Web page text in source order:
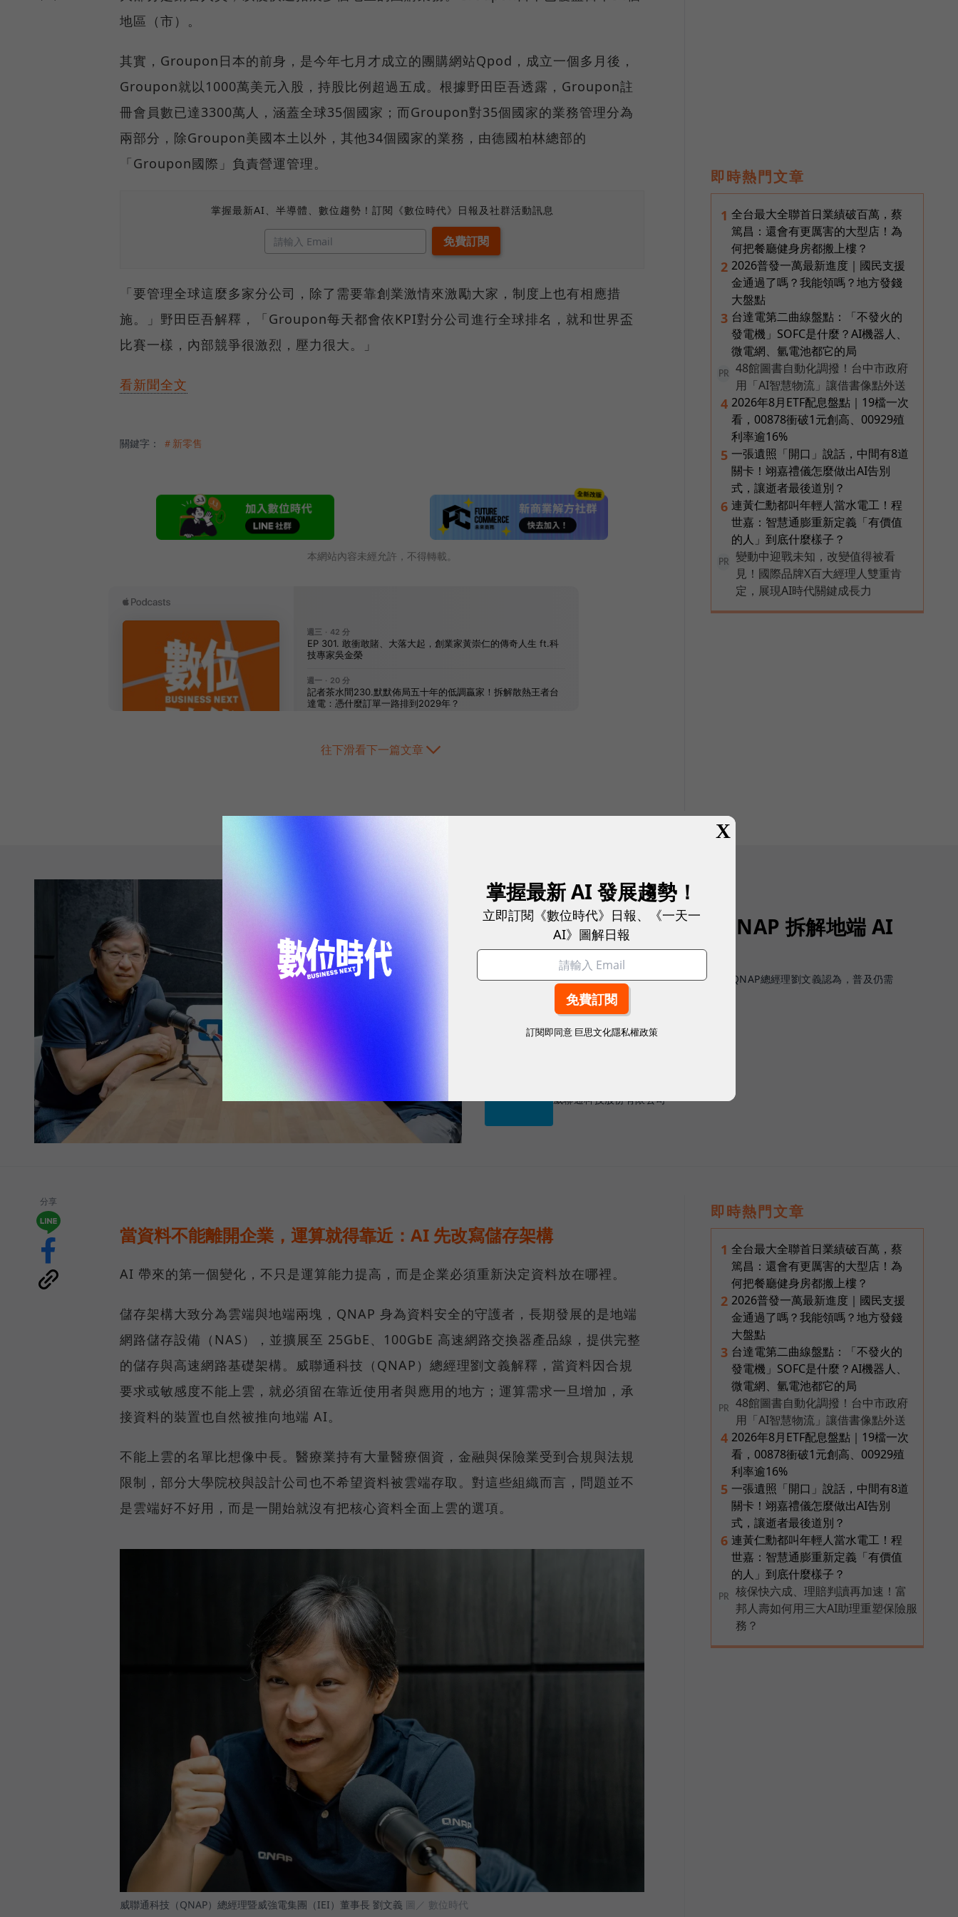
地區（市）。
其實，Groupon日本的前身，是今年七月才成立的團購網站Qpod，成立一個多月後，
Groupon就以1000萬美元入股，持股比例超過五成。根據野田臣吾透露，Groupon註
冊會員數已達3300萬人，涵蓋全球35個國家；而Groupon對35個國家的業務管理分為
兩部分，除Groupon美國本土以外，其他34個國家的業務，由德國柏林總部的
「Groupon國際」負責營運管理。
掌握最新AI、半導體、數位趨勢！訂閱《數位時代》日報及社群活動訊息
「要管理全球這麼多家分公司，除了需要靠創業激情來激勵大家，制度上也有相應措
施。」野田臣吾解釋，「Groupon每天都會依KPI對分公司進行全球排名，就和世界盃
比賽一樣，內部競爭很激烈，壓力很大。」
看新聞全文
關鍵字： ＃新零售
本網站內容未經允許，不得轉載。
往下滑看下一篇文章
即時熱門文章
1 全台最大全聯首日業績破百萬，蔡
篤昌：還會有更厲害的大型店！為
何把餐廳健身房都搬上樓？
2 2026普發一萬最新進度｜國民支援
金通過了嗎？我能領嗎？地方發錢
大盤點
3 台達電第二曲線盤點：「不發火的
發電機」SOFC是什麼？AI機器人、
微電網、氫電池都它的局
PR
48館圖書自動化調撥！台中市政府
用「AI智慧物流」讓借書像點外送
4 2026年8月ETF配息盤點｜19檔一次
看，00878衝破1元創高、00929殖
利率逾16%
5 一張遺照「開口」說話，中間有8道
關卡！翊嘉禮儀怎麼做出AI告別
式，讓逝者最後道別？
6 連黃仁勳都叫年輕人當水電工！程
世嘉：智慧通膨重新定義「有價值
的人」到底什麼樣子？
PR
變動中迎戰未知，改變值得被看
見！國際品牌X百大經理人雙重肯
定，展現AI時代關鍵成長力
2026.08.05|AI與大數據
AI NAS 何時才值得部署？QNAP 拆解地端 AI
的成本、算力與資料門檻
地端AI瓶頸不只模型，而是資料安全調用與算力成本。QNAP總經理劉文義認為，普及仍需
2、3年，但資料治理與場景盤點現在就得開始
威聯通科技股份有限公司
分享
當資料不能離開企業，運算就得靠近：AI 先改寫儲存架構
AI 帶來的第一個變化，不只是運算能力提高，而是企業必須重新決定資料放在哪裡。
儲存架構大致分為雲端與地端兩塊，QNAP 身為資料安全的守護者，長期發展的是地端
網路儲存設備（NAS），並擴展至 25GbE、100GbE 高速網路交換器產品線，提供完整
的儲存與高速網路基礎架構。威聯通科技（QNAP）總經理劉文義解釋，當資料因合規
要求或敏感度不能上雲，就必須留在靠近使用者與應用的地方；運算需求一旦增加，承
接資料的裝置也自然被推向地端 AI。
不能上雲的名單比想像中長。醫療業持有大量醫療個資，金融與保險業受到合規與法規
限制，部分大學院校與設計公司也不希望資料被雲端存取。對這些組織而言，問題並不
是雲端好不好用，而是一開始就沒有把核心資料全面上雲的選項。
威聯通科技（QNAP）總經理暨威強電集團（IEI）董事長 劉文義 圖／ 數位時代
即時熱門文章
1 全台最大全聯首日業績破百萬，蔡
篤昌：還會有更厲害的大型店！為
何把餐廳健身房都搬上樓？
2 2026普發一萬最新進度｜國民支援
金通過了嗎？我能領嗎？地方發錢
大盤點
3 台達電第二曲線盤點：「不發火的
發電機」SOFC是什麼？AI機器人、
微電網、氫電池都它的局
PR
48館圖書自動化調撥！台中市政府
用「AI智慧物流」讓借書像點外送
4 2026年8月ETF配息盤點｜19檔一次
看，00878衝破1元創高、00929殖
利率逾16%
5 一張遺照「開口」說話，中間有8道
關卡！翊嘉禮儀怎麼做出AI告別
式，讓逝者最後道別？
6 連黃仁勳都叫年輕人當水電工！程
世嘉：智慧通膨重新定義「有價值
的人」到底什麼樣子？
PR
核保快六成、理賠判讀再加速！富
邦人壽如何用三大AI助理重塑保險服
務？
X
掌握最新 AI 發展趨勢！
立即訂閱《數位時代》日報、《一天一
AI》圖解日報
訂閱即同意 巨思文化隱私權政策